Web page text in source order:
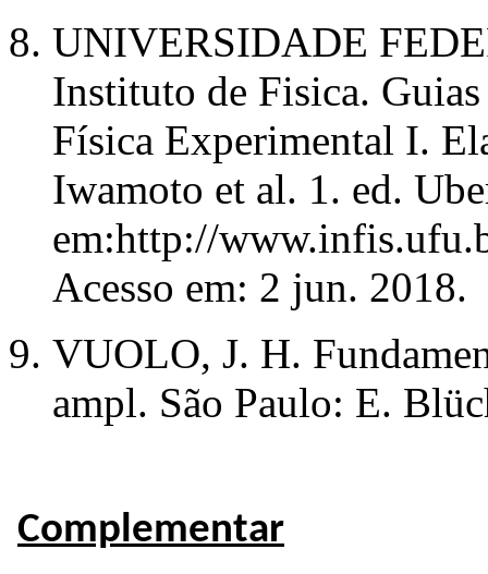
UNIVERSIDADE
Instituto de Fisica.
Física Experimental I.
Iwamoto et al. 1. ed.
em:http://
Acesso em: 2 jun. 2018.
VUOLO, J. H.
ampl. São Paulo: E.
Complementar